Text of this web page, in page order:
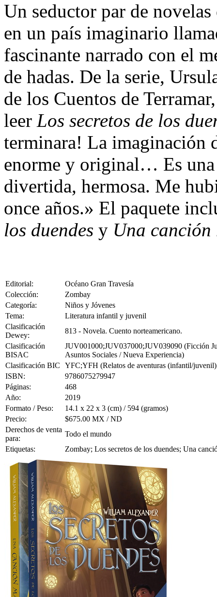
Un seductor par de
en un país imaginario
fascinante narrado con el
de hadas. De la serie,
de los Cuentos de
leer Los secretos de los
terminara! La imaginación
enorme y original… Es
divertida, hermosa. Me
once años.» El paquete
los duendes y Una canción
Editorial:
Océano Gran Travesía
Colección:
Zombay
Categoría:
Niños y Jóvenes
Tema:
Literatura infantil y juvenil
Clasificación
Dewey:
813 - Novela. Cuento norteamericano.
Clasificación
BISAC
JUV001000;JUV037000;JUV039090 (Ficción
Asuntos Sociales / Nueva Experiencia)
Clasificación BIC
YFC;YFH (Relatos de aventuras (infantil/
ISBN:
9786075279947
Páginas:
468
Año:
2019
Formato / Peso:
14.1 x 22 x 3 (cm) / 594 (gramos)
Precio:
$675.00 MX / ND
Derechos de venta
para:
Todo el mundo
Etiquetas:
Zombay; Los secretos de los duendes; Una